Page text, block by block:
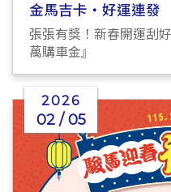
金馬吉卡・好運連發
張張有獎！新春開運刮
萬購車金』
2026
02 / 05